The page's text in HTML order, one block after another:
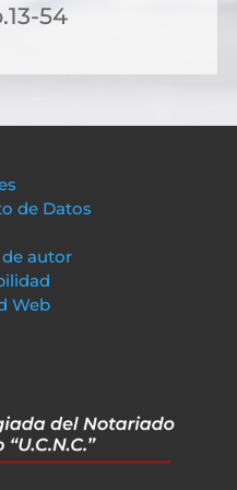
54
de Datos
de autor
Web